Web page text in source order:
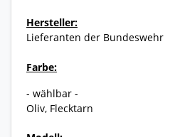
Hersteller:
Lieferanten der Bundeswehr
Farbe:
- wählbar -
Oliv, Flecktarn